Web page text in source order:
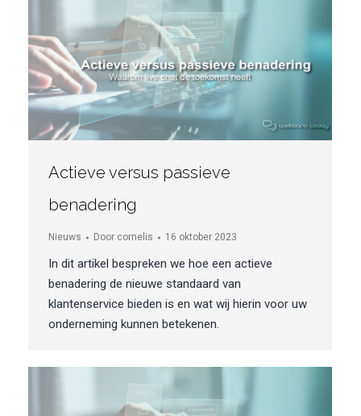
Actieve versus passieve
benadering
Nieuws Door cornelis 16 oktober 2023
In dit artikel bespreken we hoe een actieve
benadering de nieuwe standaard van
klantenservice bieden is en wat wij hierin voor uw
onderneming kunnen betekenen.